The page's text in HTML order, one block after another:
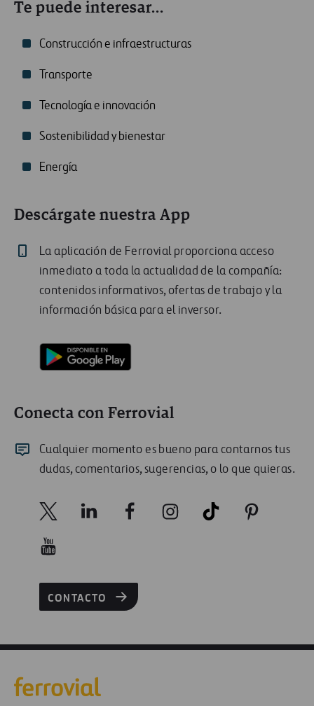
Te puede interesar...
Construcción e infraestructuras
Transporte
Tecnología e innovación
Sostenibilidad y bienestar
Energía
Descárgate nuestra App
La aplicación de Ferrovial proporciona acceso
inmediato a toda la actualidad de la compañía:
contenidos informativos, ofertas de trabajo y la
información básica para el inversor.
Conecta con Ferrovial
Cualquier momento es bueno para contarnos tus
dudas, comentarios, sugerencias, o lo que quieras.
CONTACTO